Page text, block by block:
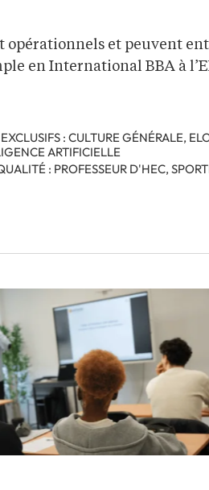
opérationnels et peuvent
en International BBA à
: CULTURE GÉNÉRALE,
ARTIFICIELLE
: PROFESSEUR D'HEC,